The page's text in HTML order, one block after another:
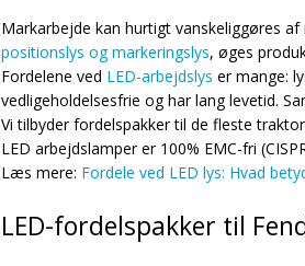
Markarbejde kan hurtigt vanskeliggøres
positionslys og markeringslys, øges
Fordelene ved LED-arbejdslys er mange:
vedligeholdelsesfrie og har lang levetid.
Vi tilbyder fordelspakker til de fleste
LED arbejdslamper er 100% EMC-fri
Læs mere: Fordele ved LED lys: Hvad
LED-fordelspakker til